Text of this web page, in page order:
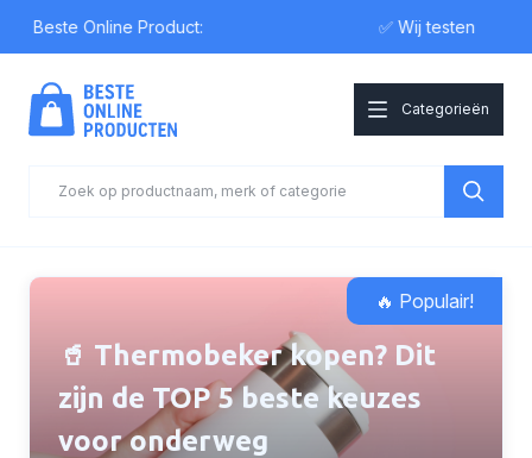
Beste Online Product: ✅ Wij testen
Categorieën
🔥 Populair!
🥤 Thermobeker kopen? Dit
zijn de TOP 5 beste keuzes
voor onderweg